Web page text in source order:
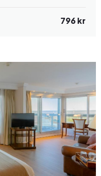
796 kr